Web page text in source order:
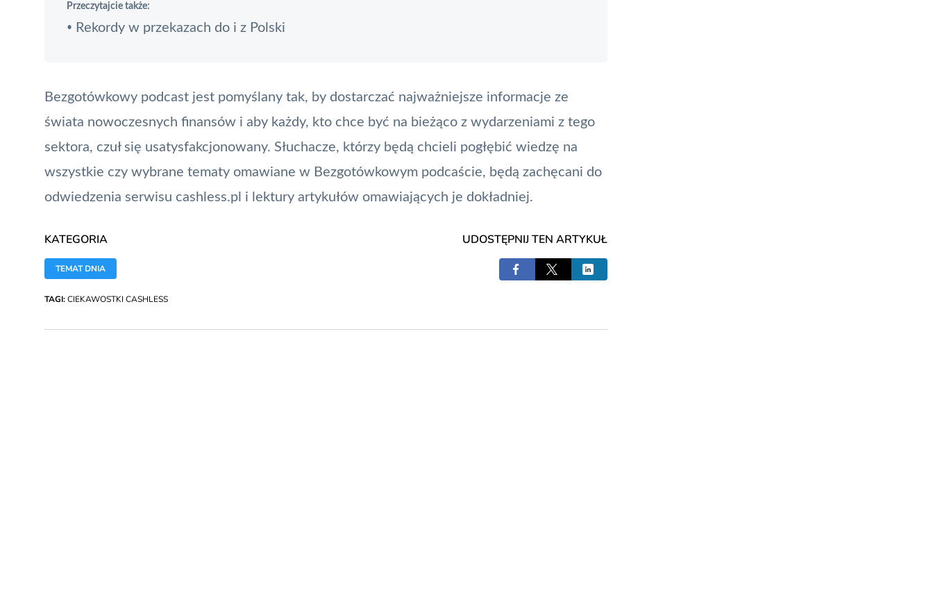
Przeczytajcie także:
• Rekordy w przekazach do i z Polski
Bezgotówkowy podcast jest pomyślany tak, by dostarczać najważniejsze informacje ze
świata nowoczesnych finansów i aby każdy, kto chce być na bieżąco z wydarzeniami z tego
sektora, czuł się usatysfakcjonowany. Słuchacze, którzy będą chcieli pogłębić wiedzę na
wszystkie czy wybrane tematy omawiane w Bezgotówkowym podcaście, będą zachęcani do
odwiedzenia serwisu cashless.pl i lektury artykułów omawiających je dokładniej.
KATEGORIA
TEMAT DNIA
UDOSTĘPNIJ TEN ARTYKUŁ
TAGI:CIEKAWOSTKI CASHLESS